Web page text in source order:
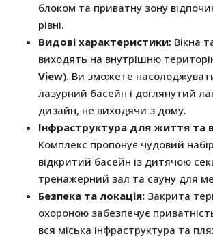
блоком та приватну зону
рівні.
Видові характеристики: Вікна
виходять на внутрішню
View). Ви зможете
лазурний басейн і доглянутий
дизайн, не виходячи з дому.
Інфраструктура для життя та
Комплекс пропонує чудовий
відкритий басейн із дитячою
тренажерний зал та сауну для
Безпека та локація: Закрита
охороною забезпечує
вся міська інфраструктура та